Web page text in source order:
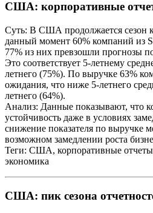
США: корпоративные
Суть: В США продолжается сезон
данный момент 60% компаний из
77% из них превзошли прогнозы
Это соответствует 5-летнему
летнего (75%). По выручке 63%
ожидания, что ниже 5-летнего
летнего (64%).
Анализ: Данные показывают, что
устойчивость даже в условиях
снижение показателя по выручке
возможном замедлении роста
Теги: США, корпоративные
экономика
США: пик сезона